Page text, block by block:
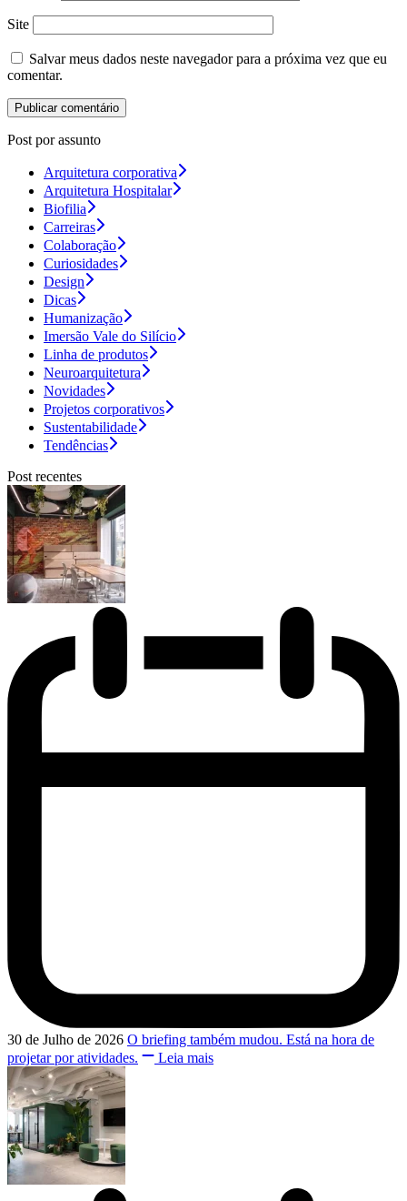
Site
Salvar meus dados neste navegador para a próxima vez que eu
comentar.
Post por assunto
Arquitetura corporativa
Arquitetura Hospitalar
Biofilia
Carreiras
Colaboração
Curiosidades
Design
Dicas
Humanização
Imersão Vale do Silício
Linha de produtos
Neuroarquitetura
Novidades
Projetos corporativos
Sustentabilidade
Tendências
Post recentes
30 de Julho de 2026 O briefing também mudou. Está na hora de
projetar por atividades.
Leia mais